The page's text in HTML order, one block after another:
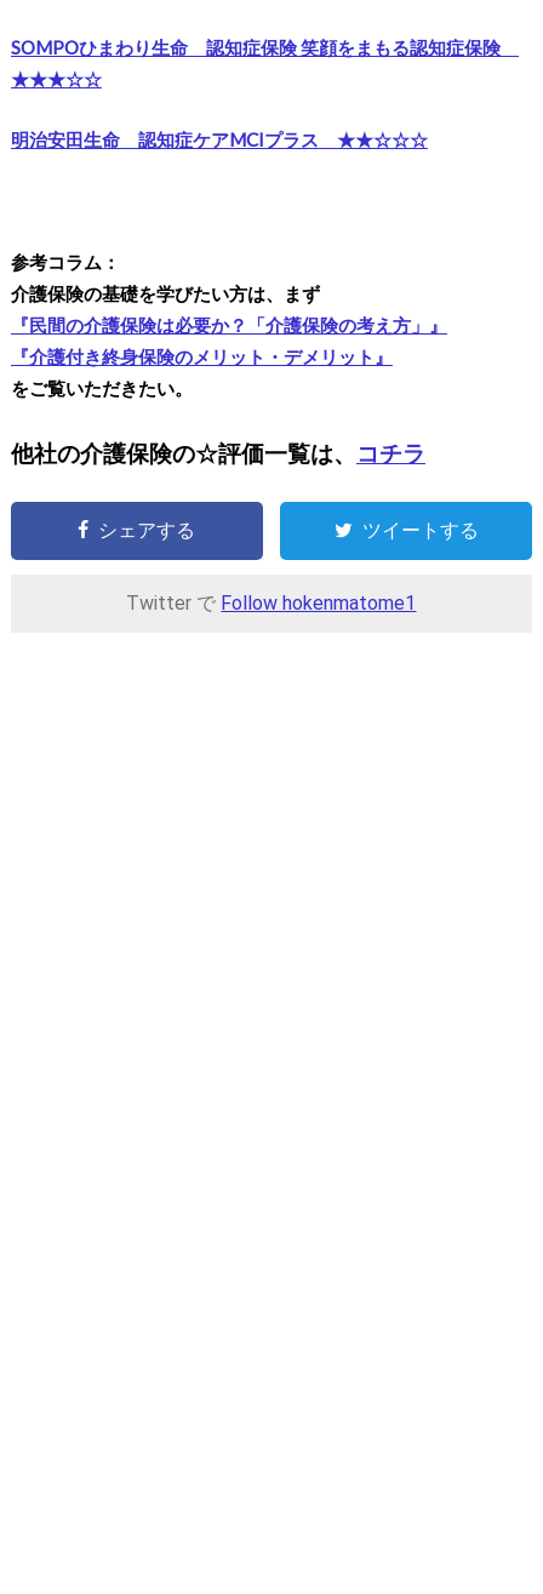
SOMPOひまわり生命 認知症保険 笑顔をまもる認知症保険
★★★☆☆
明治安田生命 認知症ケアMCIプラス ★★☆☆☆
参考コラム：
介護保険の基礎を学びたい方は、まず
『民間の介護保険は必要か？「介護保険の考え方」』
『介護付き終身保険のメリット・デメリット』
をご覧いただきたい。
他社の介護保険の☆評価一覧は、 コチラ
シェアする ツイートする
Twitter で Follow hokenmatome1